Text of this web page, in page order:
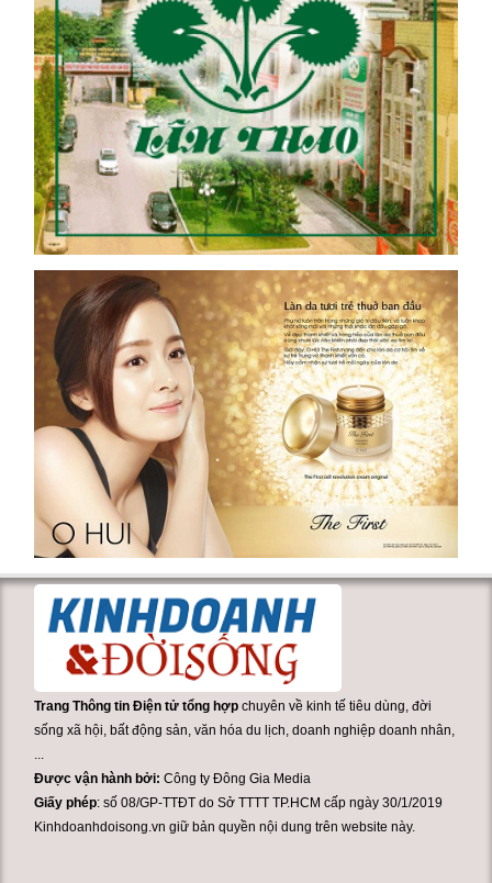
Trang Thông tin Điện tử tổng hợp chuyên về kinh tế tiêu dùng, đời
sống xã hội, bất động sản, văn hóa du lịch, doanh nghiệp doanh nhân,
Được vận hành bởi:Công ty Đông Gia Media
Giấy phép: số 08/GP-TTĐT do Sở TTTT TP.HCM cấp ngày 30/1/2019
Kinhdoanhdoisong.vn giữ bản quyền nội dung trên website này.